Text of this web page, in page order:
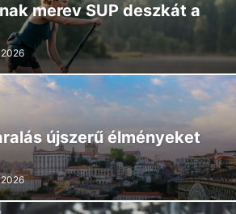
merev SUP deszkát a
újszerű élményeket